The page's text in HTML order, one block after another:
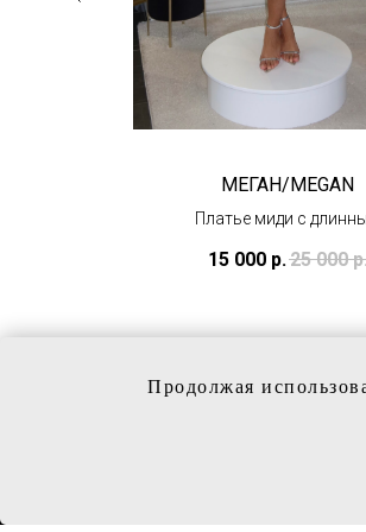
МЕГАН/MEGAN
Платье миди с
(в салоне в Тц
15 000 р.25 000 р.
Продолжая